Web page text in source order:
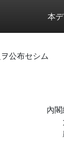
本
公布セシム
內